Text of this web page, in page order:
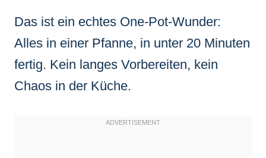
Das ist ein echtes One-Pot-Wunder:
Alles in einer Pfanne, in unter 20 Minuten
fertig. Kein langes Vorbereiten, kein
Chaos in der Küche.